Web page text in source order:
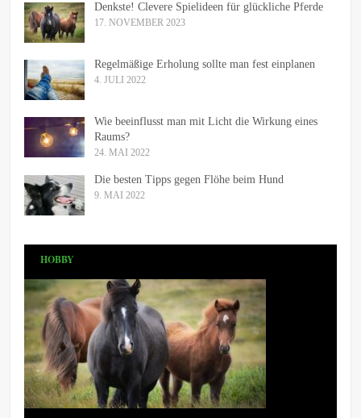
Denkste! Clevere Spielideen für glückliche Pferde
17. NOVEMBER 2023
Regelmäßige Erholung sollte man fest einplanen
4. JULI 2022
Wie beeinflusst man mit Licht die Wirkung eines
Raums?
24. MAI 2022
Die besten Tipps gegen Flöhe beim Hund
9. MAI 2022
HOBBY